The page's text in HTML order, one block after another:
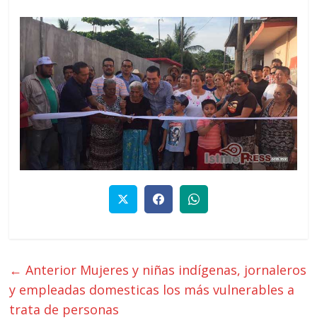
← Anterior Mujeres y niñas indígenas, jornaleros
y empleadas domesticas los más vulnerables a
trata de personas